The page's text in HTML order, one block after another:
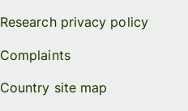
Research privacy policy
Complaints
Country site map